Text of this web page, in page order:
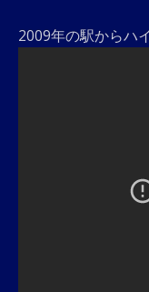
2009年の駅からハ